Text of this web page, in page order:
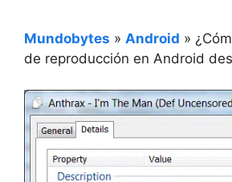
Mundobytes » Android »
de reproducción en Android